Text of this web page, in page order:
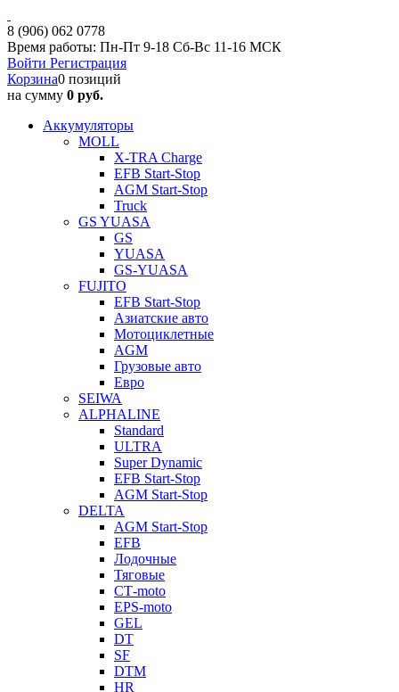
8 (906) 062 0778
Время работы: Пн-Пт 9-18 Сб-Вс 11-16 МСК
Войти Регистрация
Корзина0 позиций
на сумму 0 руб.
Аккумуляторы
MOLL
X-TRA Charge
EFB Start-Stop
AGM Start-Stop
Truck
GS YUASA
GS
YUASA
GS-YUASA
FUJITO
EFB Start-Stop
Азиатские авто
Мотоциклетные
AGM
Грузовые авто
Евро
SEIWA
ALPHALINE
Standard
ULTRA
Super Dynamic
EFB Start-Stop
AGM Start-Stop
DELTA
AGM Start-Stop
EFB
Лодочные
Тяговые
СТ-moto
EPS-moto
GEL
DT
SF
DTM
HR